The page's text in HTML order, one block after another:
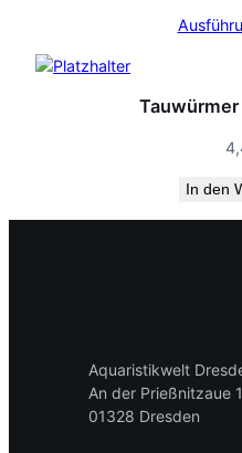
In den
Aquaristikwelt
An der Prießnitzaue
01328 Dresden